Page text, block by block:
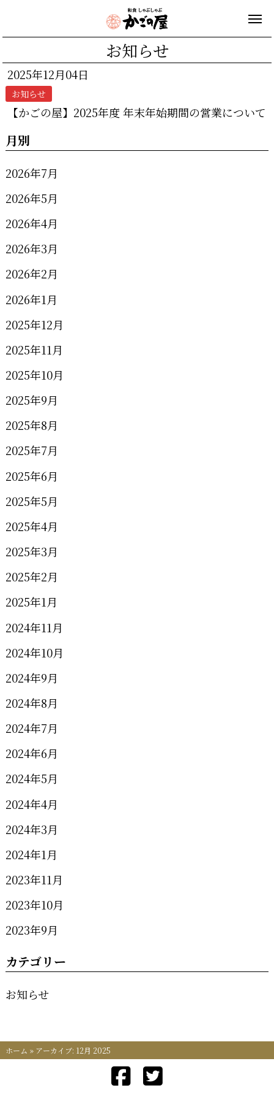
お知らせ
2025年12月04日
お知らせ
【かごの屋】2025年度 年末年始期間の営業について
月別
2026年7月
2026年5月
2026年4月
2026年3月
2026年2月
2026年1月
2025年12月
2025年11月
2025年10月
2025年9月
2025年8月
2025年7月
2025年6月
2025年5月
2025年4月
2025年3月
2025年2月
2025年1月
2024年11月
2024年10月
2024年9月
2024年8月
2024年7月
2024年6月
2024年5月
2024年4月
2024年3月
2024年1月
2023年11月
2023年10月
2023年9月
カテゴリー
お知らせ
ホーム » アーカイブ: 12月 2025